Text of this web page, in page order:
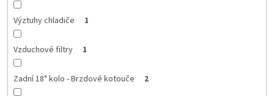
Výztuhy chladiče 1
Vzduchové filtry 1
Zadní 18" kolo - Brzdové kotouče 2